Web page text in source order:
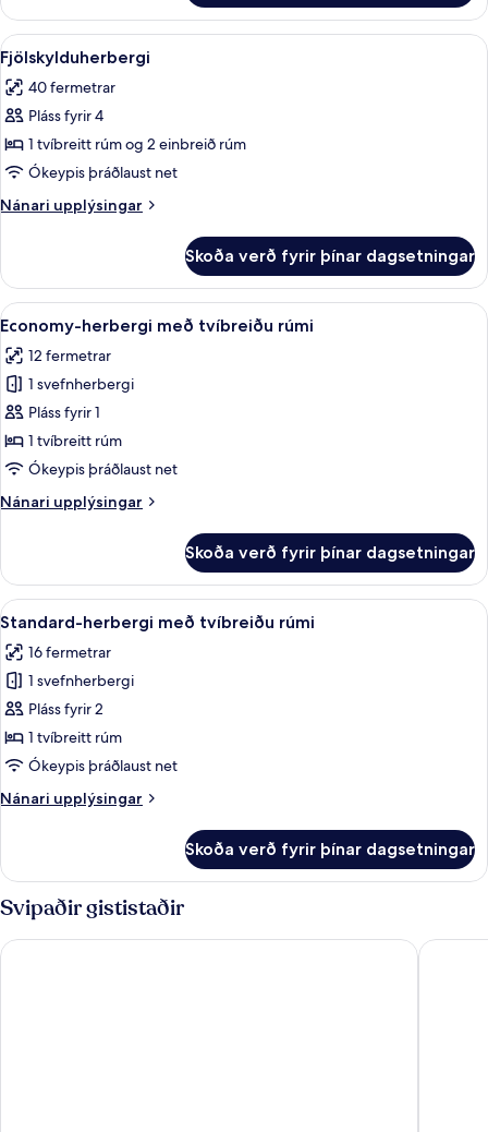
fyrir
þrjá
Skoða
allar
myndir
fyrir
Fjölskylduherbergi
Rúmföt af bestu gerð, skrifborð,
4
Fjölskylduherbergi
40 fermetrar
Pláss fyrir 4
1 tvíbreitt rúm og 2 einbreið rúm
Ókeypis þráðlaust net
Nánari upplýsingar
Nánari
Skoða verð fyrir þínar dagsetningar
Skoða
allar
myndir
fyrir
Economy-
herbergi
með
rúmi
Economy-herbergi með tvíbreiðu
4
Economy-herbergi með tvíbreiðu rúmi
12 fermetrar
1 svefnherbergi
Pláss fyrir 1
1 tvíbreitt rúm
Ókeypis þráðlaust net
Nánari upplýsingar
Nánari
herbergi
með
tvíbreiðu
Skoða verð fyrir þínar dagsetningar
Skoða
allar
myndir
fyrir
Standard-
herbergi
með
rúmi
Standard-herbergi með tvíbreiðu
5
Standard-herbergi með tvíbreiðu rúmi
16 fermetrar
1 svefnherbergi
Pláss fyrir 2
1 tvíbreitt rúm
Ókeypis þráðlaust net
Nánari upplýsingar
Nánari
herbergi
með
tvíbreiðu
rúmi
Skoða verð fyrir þínar dagsetningar
Svipaðir gististaðir
Hotel Villa KOEGUI Bayonne Hotel